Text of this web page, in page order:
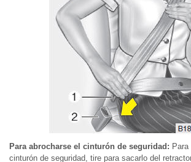
Para abrocharse el cinturón de seguridad: Para
cinturón de seguridad, tire para sacarlo del